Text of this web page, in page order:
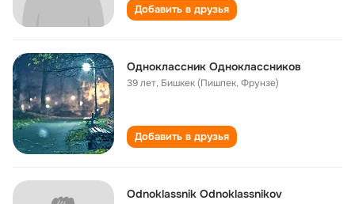
Добавить в друзья
Одноклассник Одноклассников
39 лет, Бишкек (Пишпек, Фрунзе)
Добавить в друзья
Odnoklassnik Odnoklassnikov